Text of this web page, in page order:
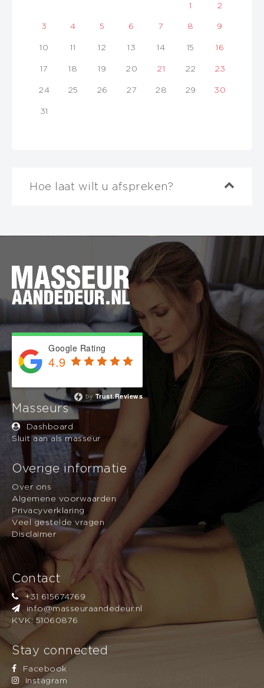
1
2
3 4 5 6 7 8 9
10 11 12 13 14 15 16
17 18 19 20 21 22 23
24 25 26 27 28 29 30
31
Hoe laat wilt u afspreken?
60 minuten
90 minuten
120 minuten
240 minuten
Max aantal personen
: Let op: de tijd kan
over meerdere personen verdeeld worden. U
boekt altijd bij één masseur.
Google Rating
4.9
byTrust.Reviews
Masseurs
Dashboard
Sluit aan als masseur
Overige informatie
Over ons
Algemene voorwaarden
Privacyverklaring
Veel gestelde vragen
Disclaimer
Contact
+31 615674769
info@masseuraandedeur.nl
KVK: 51060876
Stay connected
Facebook
Instagram